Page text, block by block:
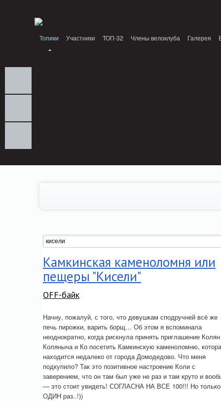
Топики Участники ТОП-32 Члены велоклуба Галерея
Камкинская каменоломня или
пещеры "Кисели"
OFF-байк
Начну, пожалуй, с того, что девушкам сподручней всё же
печь пирожки, варить борщ… Об этом я вспоминала
неоднократно, когда рискнула принять приглашение Колян
Коляныча и Ко посетить Камкинскую каменоломню,
находится недалеко от города Домодедово. Что меня
подкупило? Так это позитивное настроение Коли с
заверением, что он там был уже не раз и там круто и
— это стоит увидеть! СОГЛАСНА НА ВСЕ 100!!! Но только
ОДИН раз..!))